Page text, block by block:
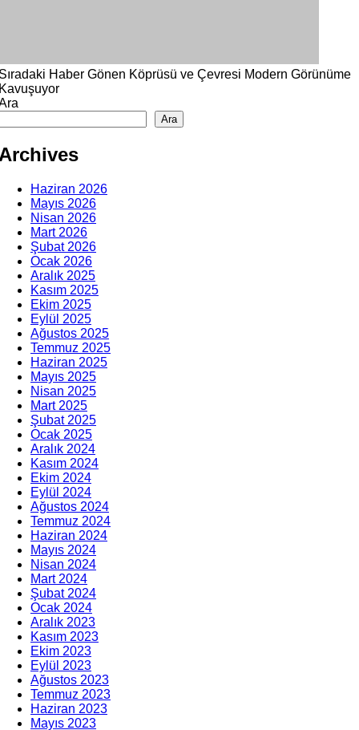
Haber Gönen Köprüsü ve Çevresi Modern Görünüme
Ara
Haziran 2026
Mayıs 2026
Nisan 2026
Mart 2026
Şubat 2026
Ocak 2026
Aralık 2025
Kasım 2025
Ekim 2025
Eylül 2025
Ağustos 2025
Temmuz 2025
Haziran 2025
Mayıs 2025
Nisan 2025
Mart 2025
Şubat 2025
Ocak 2025
Aralık 2024
Kasım 2024
Ekim 2024
Eylül 2024
Ağustos 2024
Temmuz 2024
Haziran 2024
Mayıs 2024
Nisan 2024
Mart 2024
Şubat 2024
Ocak 2024
Aralık 2023
Kasım 2023
Ekim 2023
Eylül 2023
Ağustos 2023
Temmuz 2023
Haziran 2023
Mayıs 2023